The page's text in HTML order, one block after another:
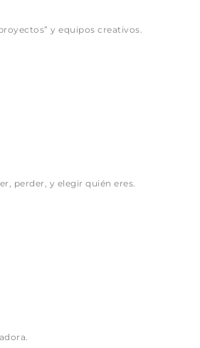
y equipos creativos.
perder, y elegir quién eres.